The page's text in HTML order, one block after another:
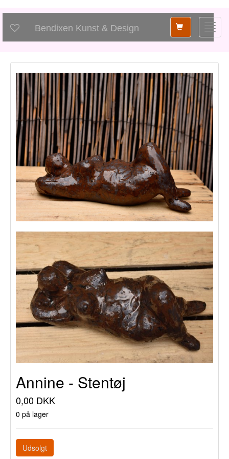
Shopping
card
Bendixen Kunst & Design
Annine - Stentøj
0,00 DKK
0 på lager
Udsolgt